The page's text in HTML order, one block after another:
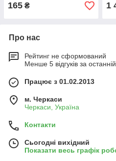
165 ₴ 1
Про нас
Рейтинг не сформований
Менше 5 відгуків за останній
Працює з 01.02.2013
м. Черкаси
Черкаси, Україна
Контакти
Сьогодні вихідний
Показати весь графік